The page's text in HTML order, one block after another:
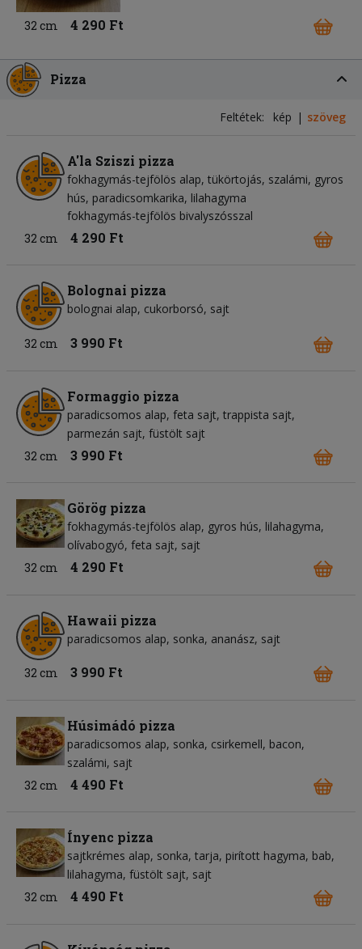
32 cm 4 290 Ft
Pizza
Feltétek: kép szöveg
A'la Sziszi pizza
fokhagymás-tejfölös alap tükörtojás szalámi gyros
hús paradicsomkarika lilahagyma
fokhagymás-tejfölös bivalyszósszal
32 cm
4 290 Ft
Bolognai pizza
bolognai alap cukorborsó sajt
32 cm 3 990 Ft
Formaggio pizza
paradicsomos alap feta sajt trappista sajt
parmezán sajt füstölt sajt
32 cm
3 990 Ft
Görög pizza
fokhagymás-tejfölös alap gyros hús lilahagyma
olívabogyó feta sajt sajt
32 cm
4 290 Ft
Hawaii pizza
paradicsomos alap sonka ananász sajt
32 cm 3 990 Ft
Húsimádó pizza
paradicsomos alap sonka csirkemell bacon
szalámi sajt
32 cm
4 490 Ft
Ínyenc pizza
sajtkrémes alap sonka tarja pirított hagyma bab
lilahagyma füstölt sajt sajt
32 cm
4 490 Ft